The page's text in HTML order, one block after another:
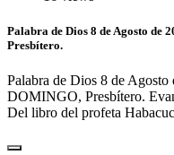
Palabra de Dios 8 de Agosto de
Presbítero.
Palabra de Dios 8 de
DOMINGO, Presbítero.
Del libro del profeta